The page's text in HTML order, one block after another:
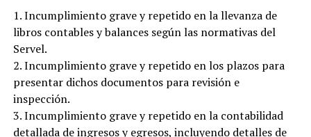
1. Incumplimiento grave y repetido en la llevanza de
libros contables y balances según las normativas del
Servel.
2. Incumplimiento grave y repetido en los plazos para
presentar dichos documentos para revisión e
inspección.
3. Incumplimiento grave y repetido en la contabilidad
detallada de ingresos y egresos, incluyendo detalles de